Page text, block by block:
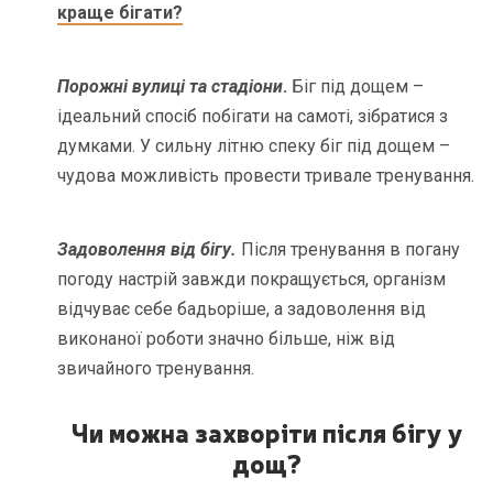
краще бігати?
Порожні вулиці та стадіони. Біг під дощем –
ідеальний спосіб побігати на самоті, зібратися з
думками. У сильну літню спеку біг під дощем –
чудова можливість провести тривале тренування.
Задоволення від бігу. Після тренування в погану
погоду настрій завжди покращується, організм
відчуває себе бадьоріше, а задоволення від
виконаної роботи значно більше, ніж від
звичайного тренування.
Чи можна захворіти після бігу у
дощ?